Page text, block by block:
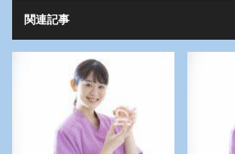
関連記事